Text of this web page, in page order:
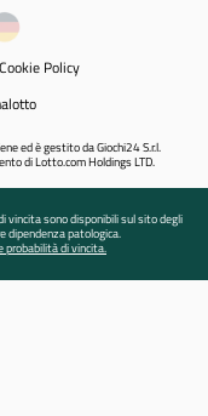
Cookie Policy
ed è gestito da Giochi24 S.r.l.
di Lotto.com Holdings LTD.
vincita sono disponibili sul sito degli
dipendenza patologica.
probabilità di vincita.